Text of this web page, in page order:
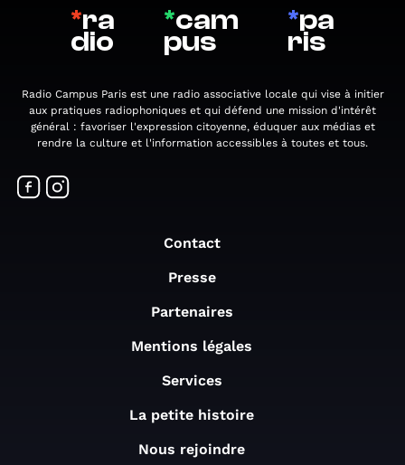
*ra
dio
*cam
pus
*pa
ris
Radio Campus Paris est une radio associative locale qui vise à initier
aux pratiques radiophoniques et qui défend une mission d'intérêt
général : favoriser l'expression citoyenne, éduquer aux médias et
rendre la culture et l'information accessibles à toutes et tous.
Contact
Presse
Partenaires
Mentions légales
Services
La petite histoire
Nous rejoindre